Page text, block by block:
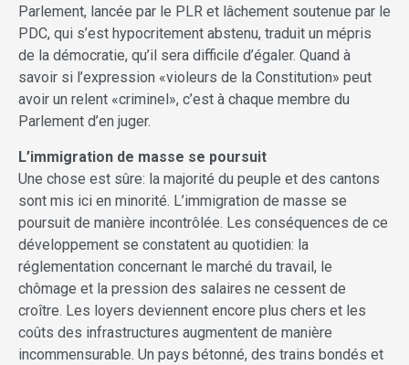
Parlement, lancée par le PLR et lâchement soutenue par le
PDC, qui s’est hypocritement abstenu, traduit un mépris
de la démocratie, qu’il sera difficile d’égaler. Quand à
savoir si l’expression «violeurs de la Constitution» peut
avoir un relent «criminel», c’est à chaque membre du
Parlement d’en juger.
L’immigration de masse se poursuit
Une chose est sûre: la majorité du peuple et des cantons
sont mis ici en minorité. L’immigration de masse se
poursuit de manière incontrôlée. Les conséquences de ce
développement se constatent au quotidien: la
réglementation concernant le marché du travail, le
chômage et la pression des salaires ne cessent de
croître. Les loyers deviennent encore plus chers et les
coûts des infrastructures augmentent de manière
incommensurable. Un pays bétonné, des trains bondés et